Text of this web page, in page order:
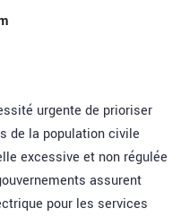
urgente de prioriser
de la population civile
excessive et non régulée
assurent
pour les services